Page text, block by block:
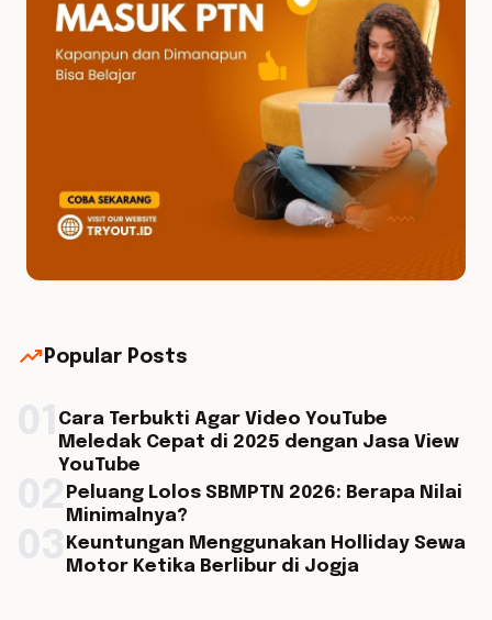
trending_up Popular Posts
Cara Terbukti Agar Video YouTube
Meledak Cepat di 2025 dengan Jasa View
YouTube
Peluang Lolos SBMPTN 2026: Berapa Nilai
Minimalnya?
Keuntungan Menggunakan Holliday Sewa
Motor Ketika Berlibur di Jogja